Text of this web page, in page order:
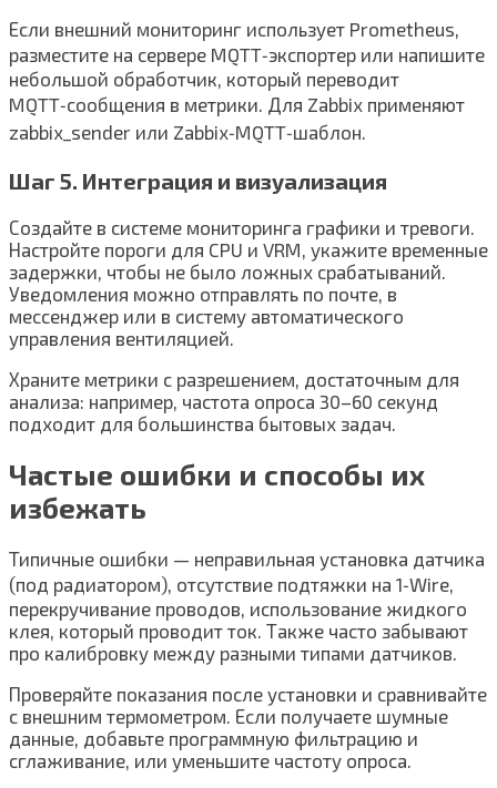
Если внешний мониторинг использует Prometheus,
разместите на сервере MQTT‑экспортер или напишите
небольшой обработчик, который переводит
MQTT‑сообщения в метрики. Для Zabbix применяют
zabbix_sender или Zabbix‑MQTT‑шаблон.
Шаг 5. Интеграция и визуализация
Создайте в системе мониторинга графики и тревоги.
Настройте пороги для CPU и VRM, укажите временные
задержки, чтобы не было ложных срабатываний.
Уведомления можно отправлять по почте, в
мессенджер или в систему автоматического
управления вентиляцией.
Храните метрики с разрешением, достаточным для
анализа: например, частота опроса 30–60 секунд
подходит для большинства бытовых задач.
Частые ошибки и способы их
избежать
Типичные ошибки — неправильная установка датчика
(под радиатором), отсутствие подтяжки на 1‑Wire,
перекручивание проводов, использование жидкого
клея, который проводит ток. Также часто забывают
про калибровку между разными типами датчиков.
Проверяйте показания после установки и сравнивайте
с внешним термометром. Если получаете шумные
данные, добавьте программную фильтрацию и
сглаживание, или уменьшите частоту опроса.